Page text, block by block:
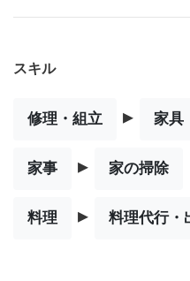
スキル
修理・組立 ▸ 家具
家事 ▸ 家の掃除
料理 ▸ 料理代行・